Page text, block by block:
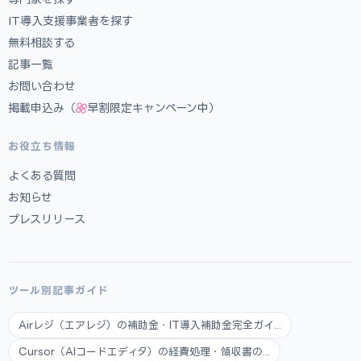
IT導入支援事業者を探す
無料相談する
記事一覧
お問い合わせ
掲載申込み（
早割限定キャンペーン中）
お役立ち情報
よくある質問
お知らせ
プレスリリース
ツール別記事ガイド
Airレジ（エアレジ）の補助金・IT導入補助金完全ガイ...
Cursor（AIコードエディタ）の経費処理・領収書の...